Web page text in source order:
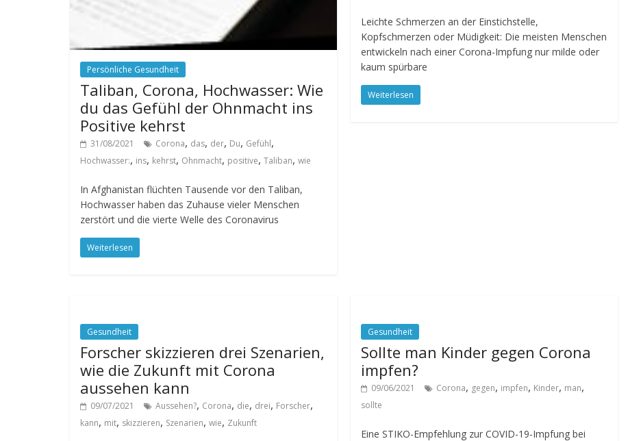
Persönliche Gesundheit
Taliban, Corona, Hochwasser: Wie
du das Gefühl der Ohnmacht ins
Positive kehrst
31/08/2021 Corona, das, der, Du, Gefühl,
Hochwasser:, ins, kehrst, Ohnmacht, positive, Taliban, wie
In Afghanistan flüchten Tausende vor den Taliban,
Hochwasser haben das Zuhause vieler Menschen
zerstört und die vierte Welle des Coronavirus
Weiterlesen
Leichte Schmerzen an der Einstichstelle,
Kopfschmerzen oder Müdigkeit: Die meisten Menschen
entwickeln nach einer Corona-Impfung nur milde oder
kaum spürbare
Weiterlesen
Gesundheit
Forscher skizzieren drei Szenarien,
wie die Zukunft mit Corona
aussehen kann
09/07/2021 Aussehen?, Corona, die, drei, Forscher,
kann, mit, skizzieren, Szenarien, wie, Zukunft
Gesundheit
Sollte man Kinder gegen Corona
impfen?
09/06/2021 Corona, gegen, impfen, Kinder, man,
sollte
Eine STIKO-Empfehlung zur COVID-19-Impfung bei